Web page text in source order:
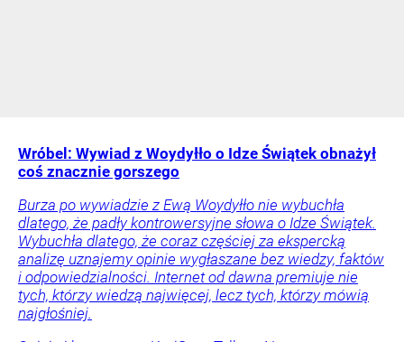
Wróbel: Wywiad z Woydyłło o Idze Świątek obnażył
coś znacznie gorszego
Burza po wywiadzie z Ewą Woydyłło nie wybuchła
dlatego, że padły kontrowersyjne słowa o Idze Świątek.
Wybuchła dlatego, że coraz częściej za ekspercką
analizę uznajemy opinie wygłaszane bez wiedzy, faktów
i odpowiedzialności. Internet od dawna premiuje nie
tych, którzy wiedzą najwięcej, lecz tych, którzy mówią
najgłośniej.